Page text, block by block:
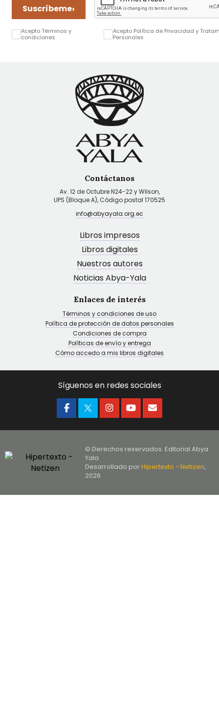
Suscríbeme›
Acepto Términos y
condiciones
Acepto Política de Privacidad y
Personales
Contáctanos
Av. 12 de Octubre N24-22 y Wilson,
UPS (Bloque A), Código postal 170525
info@abyayala.org.ec
Libros impresos
Libros digitales
Nuestros autores
Noticias Abya-Yala
Enlaces de interés
Términos y condiciones de uso
Política de protección de datos personales
Condiciones de compra
Políticas de envío y entrega
Cómo accedo a mis libros digitales
Síguenos en redes sociales
© Derechos reservados. Editorial Abya
Yala
Desarrollado porHipertexto - Netizen,
2026